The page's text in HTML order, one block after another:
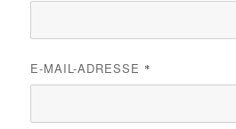
E-MAIL-ADRESSE *